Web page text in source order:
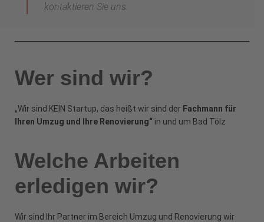
kontaktieren Sie uns.
Wer sind wir?
„Wir sind KEIN Startup, das heißt wir sind der Fachmann für
Ihren Umzug und Ihre Renovierung“ in und um Bad Tölz
Welche Arbeiten
erledigen wir?
Wir sind Ihr Partner im Bereich Umzug und Renovierung wir